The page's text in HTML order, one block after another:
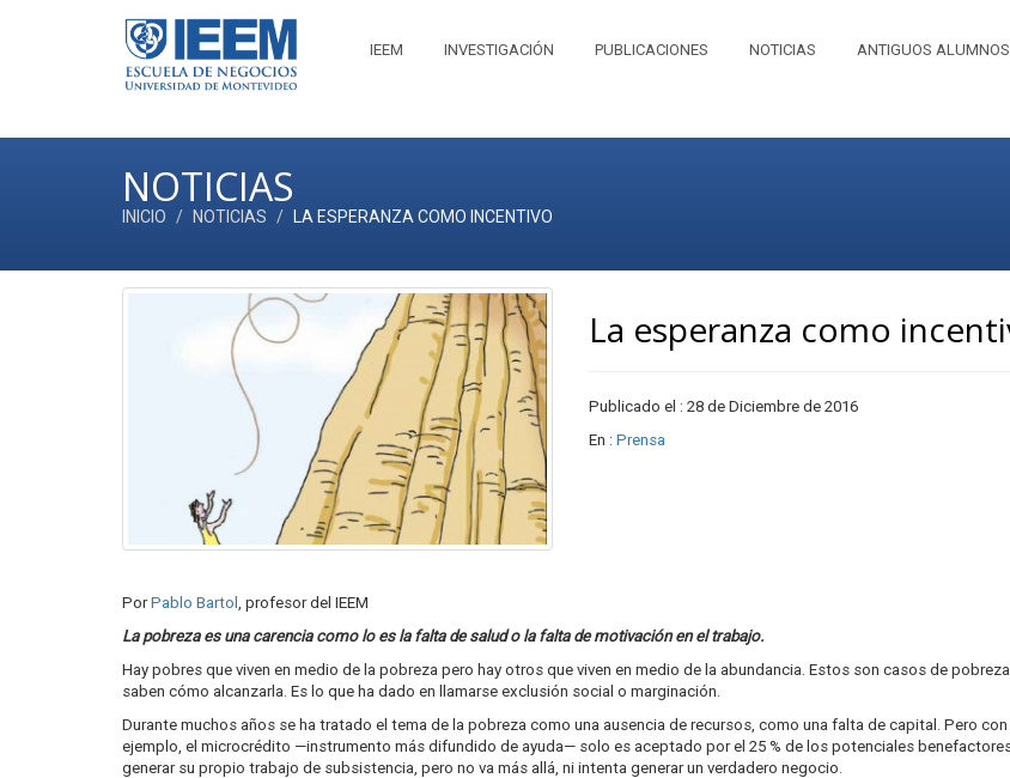
IEEM INVESTIGACIÓN PUBLICACIONES NOTICIAS ANTIGUOS ALUMNOS
NOTICIAS
INICIO NOTICIAS LA ESPERANZA COMO INCENTIVO
La esperanza como
Publicado el : 28 de Diciembre de 2016
En : Prensa
PorPablo Bartol , profesor del IEEM
La pobreza es una carencia como lo es la falta de salud o la falta de motivación en el trabajo.
Hay pobres que viven en medio de la pobreza pero hay otros que viven en medio de la abundancia. Estos son casos de
saben cómo alcanzarla. Es lo que ha dado en llamarse exclusión social o marginación.
Durante muchos años se ha tratado el tema de la pobreza como una ausencia de recursos, como una falta de capital. Pero
ejemplo, el microcrédito —instrumento más difundido de ayuda— solo es aceptado por el 25 % de los potenciales
generar su propio trabajo de subsistencia, pero no va más allá, ni intenta generar un verdadero negocio.